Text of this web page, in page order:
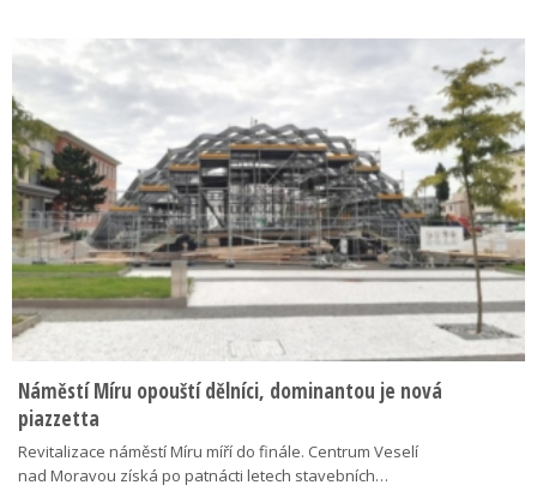
Náměstí Míru opouští dělníci, dominantou je nová
piazzetta
Revitalizace náměstí Míru míří do finále. Centrum Veselí
nad Moravou získá po patnácti letech stavebních…